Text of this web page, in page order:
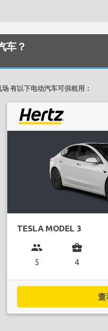
车？
有以下电动汽车可供租用：
TESLA MODEL 3
group
5
business_center
4
查